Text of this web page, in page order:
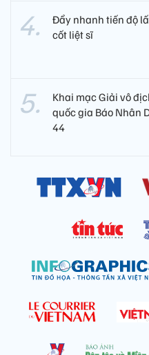
Đẩy nhanh tiến độ
cốt liệt sĩ
Khai mạc Giải vô
quốc gia Báo Nhân
44